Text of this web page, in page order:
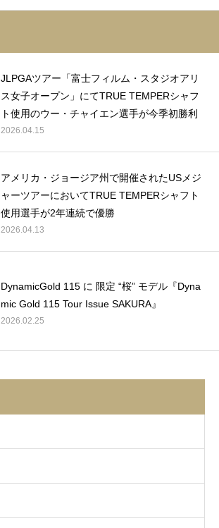
JLPGAツアー「富士フィルム・スタジオアリ
ス女子オープン」にてTRUE TEMPERシャフ
ト使用のウー・チャイエン選手が今季初勝利
2026.04.15
アメリカ・ジョージア州で開催されたUSメジ
ャーツアーにおいてTRUE TEMPERシャフト
使用選手が2年連続で優勝
2026.04.13
DynamicGold 115 に 限定 “桜” モデル『Dyna
mic Gold 115 Tour Issue SAKURA』
2026.02.25